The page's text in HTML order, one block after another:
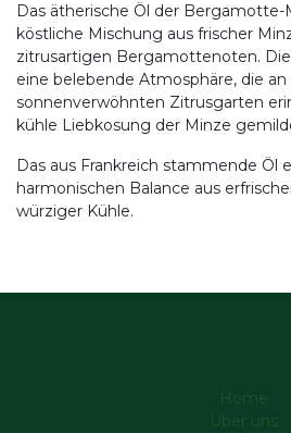
Das ätherische Öl der
köstliche Mischung aus frischer
zitrusartigen Bergamottenoten.
eine belebende Atmosphäre, die an
sonnenverwöhnten Zitrusgarten
kühle Liebkosung der Minze
Das aus Frankreich stammende Öl
harmonischen Balance aus
würziger Kühle.
Home
Über uns